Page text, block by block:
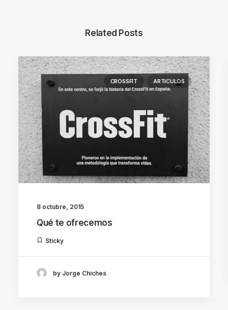
Related Posts
CROSSFIT ARTICULOS
8 octubre, 2015
Qué te ofrecemos
Sticky
by Jorge Chiches